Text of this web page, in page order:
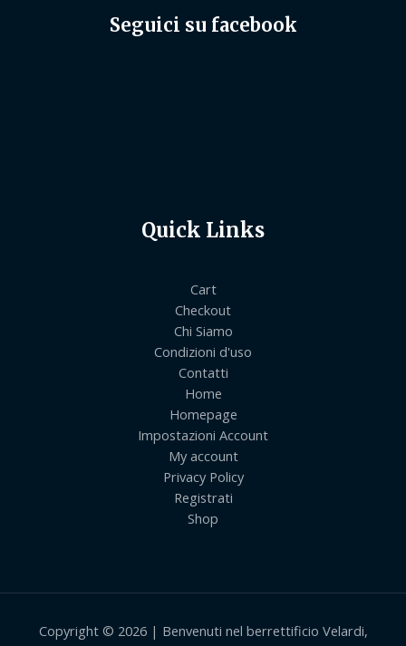
Seguici su facebook
Quick Links
Cart
Checkout
Chi Siamo
Condizioni d'uso
Contatti
Home
Homepage
Impostazioni Account
My account
Privacy Policy
Registrati
Shop
Copyright © 2026 | Benvenuti nel berrettificio Velardi,